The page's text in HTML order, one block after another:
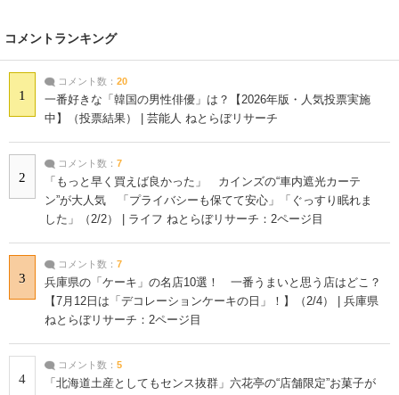
コメントランキング
1
コメント数： 20
一番好きな「韓国の男性俳優」は？【2026年版・人気投票実施
中】（投票結果） | 芸能人 ねとらぼリサーチ
2
コメント数： 7
「もっと早く買えば良かった」 カインズの“車内遮光カーテ
ン”が大人気 「プライバシーも保てて安心」「ぐっすり眠れま
した」（2/2） | ライフ ねとらぼリサーチ：2ページ目
3
コメント数： 7
兵庫県の「ケーキ」の名店10選！ 一番うまいと思う店はどこ？
【7月12日は「デコレーションケーキの日」！】（2/4） | 兵庫県
ねとらぼリサーチ：2ページ目
4
コメント数： 5
「北海道土産としてもセンス抜群」六花亭の“店舗限定”お菓子が